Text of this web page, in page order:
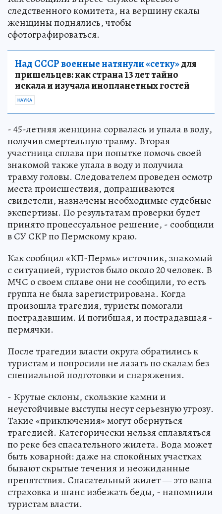
следственного комитета, на вершину скалы
женщины поднялись, чтобы
сфотографироваться.
Над СССР военные натянули «сетку»для
пришельцев: как страна 13 лет тайно
искала и изучала инопланетных гостей
НАУКА
- 45-летняя женщина сорвалась и упала в воду,
получив смертельную травму. Вторая
участница сплава при попытке помочь своей
знакомой также упала в воду и получила
травму головы. Следователем проведен осмотр
места происшествия, допрашиваются
свидетели, назначены необходимые судебные
экспертизы. По результатам проверки будет
принято процессуальное решение, - сообщили
в СУ СКР по Пермскому краю.
Как сообщил «КП-Пермь» источник, знакомый
с ситуацией, туристов было около 20 человек. В
МЧС о своем сплаве они не сообщили, то есть
группа не была зарегистрирована. Когда
произошла трагедия, туристы помогали
пострадавшим. И погибшая, и пострадавшая -
пермячки.
После трагедии власти округа обратились к
туристам и попросили не лазать по скалам без
специальной подготовки и снаряжения.
- Крутые склоны, скользкие камни и
неустойчивые выступы несут серьезную угрозу.
Такие «приключения» могут обернуться
трагедией. Категорически нельзя сплавляться
по реке без спасательного жилета. Вода может
быть коварной: даже на спокойных участках
бывают скрытые течения и неожиданные
препятствия. Спасательный жилет — это ваша
страховка и шанс избежать беды, - напомнили
туристам власти.